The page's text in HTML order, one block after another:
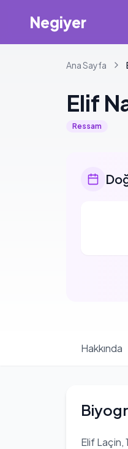
Negiyer
Ana Sayfa
Elif
Ressam
Hakkında
Elif Laçin,